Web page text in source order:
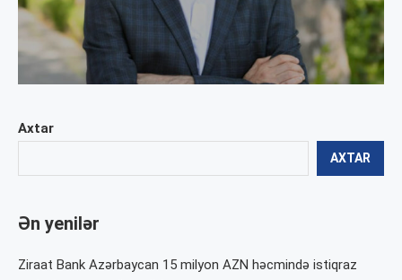
Axtar
AXTAR
Ən yenilər
Ziraat Bank Azərbaycan 15 milyon AZN həcmində istiqraz